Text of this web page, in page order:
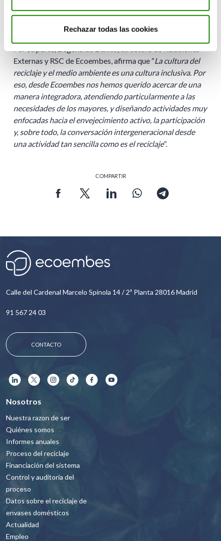
Rechazar todas las cookies
que les convierte en los mejores embajadores para el
resto de las generaciones ”.
Por su parte, Begoña de Benito, directora de Relaciones
Externas y RSC de Ecoembes, afirma que “La cultura del
reciclaje y el medio ambiente es una cultura inclusiva. Por
eso, desde Ecoembes nos hemos querido acercar de una
manera integradora, atendiendo particularmente a las
necesidades de los mayores, y diseñando actividades muy
enfocadas hacia el envejecimiento activo, la participación
y, sobre todo, la conversación intergeneracional desde
una actividad tan sencilla como es el reciclaje”.
COMPARTIR
Calle del Cardenal Marcelo Spínola 14 / 2ª Planta 28016 Madrid
91 567 24 03
CONTACTO
Nosotros
Nuestra razon de ser
Quiénes somos
Informes anuales
Proceso del reciclaje
Financiación del sistema
Control y auditoría del
proceso
Datos sobre el reciclaje de
envases domésticos
Actualidad
Empleo